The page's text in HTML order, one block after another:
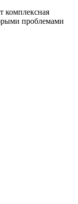
комплексная
проблемами